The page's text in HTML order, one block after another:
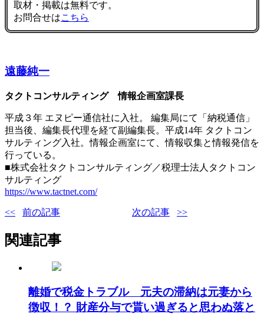
取材・掲載は無料です。
お問合せはこちら
遠藤純一
タクトコンサルティング 情報企画室課長
平成３年 エヌピー通信社に入社。 編集局にて「納税通信」
担当後、編集長代理を経て副編集長。平成14年 タクトコン
サルティング入社。情報企画室にて、情報収集と情報発信を
行っている。
■株式会社タクトコンサルティング／税理士法人タクトコン
サルティング
https://www.tactnet.com/
前の記事 次の記事
関連記事
離婚で税金トラブル 元夫の滞納は元妻から
徴収！？ 財産分与で貰い過ぎると思わぬ落と